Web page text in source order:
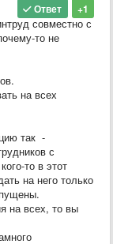
+1
Ответ
совместно с
то не
на всех
так -
с
то в этот
на него только
на всех, то вы